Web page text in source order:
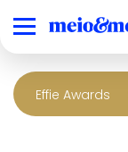
Effie Awards